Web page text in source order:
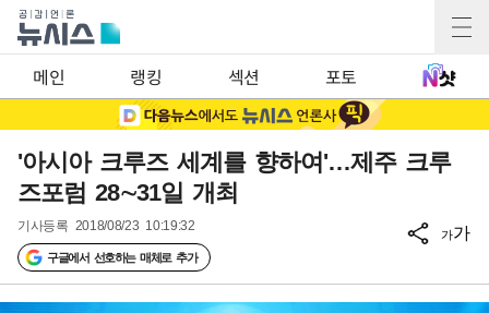
메인 랭킹 섹션 포토
'아시아 크루즈 세계를 향하여'…제주 크루
즈포럼 28∼31일 개최
기사등록 2018/08/23 10:19:32
구글에서 선호하는 매체로 추가
가가